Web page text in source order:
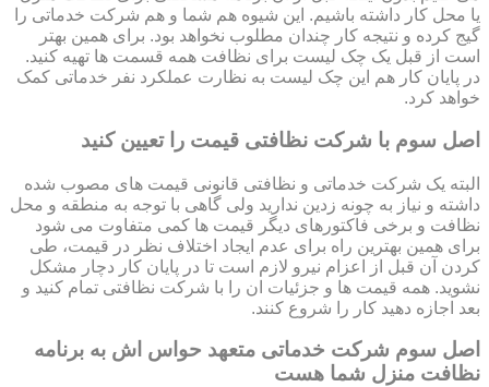
یا محل کار داشته باشیم. این شیوه هم شما و هم شرکت خدماتی را
گیج کرده و نتیجه کار چندان مطلوب نخواهد بود. برای همین بهتر
است از قبل یک چک لیست برای نظافت همه قسمت ها تهیه کنید.
در پایان کار هم این چک لیست به نظارت عملکرد نفر خدماتی کمک
خواهد کرد.
اصل سوم با شرکت نظافتی قیمت را تعیین کنید
البته یک شرکت خدماتی و نظافتی قانونی قیمت های مصوب شده
داشته و نیاز به چونه زدین ندارید ولی گاهی با توجه به منطقه و محل
نظافت و برخی فاکتورهای دیگر قیمت ها کمی متفاوت می شود
برای همین بهترین راه برای عدم ایجاد اختلاف نظر در قیمت، طی
کردن آن قبل از اعزام نیرو لازم است تا در پایان کار دچار مشکل
نشوید. همه قیمت ها و جزئیات ان را با شرکت نظافتی تمام کنید و
بعد اجازه دهید کار را شروع کنند.
اصل سوم شرکت خدماتی متعهد حواس اش به برنامه
نظافت منزل شما هست